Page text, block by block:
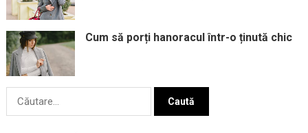
Cum să porți hanoracul într-o ținută chic
Caută